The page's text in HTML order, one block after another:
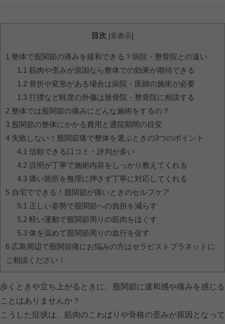
目次 [非表示]
1 整体で股関節の痛みを緩和できる？病院・整骨院との違い
1.1 筋肉や歪みが原因なら整体での効果が期待できる
1.2骨折や変形がある場合は病院・医師の施術が必要
1.3打撲など軽度の外傷は接骨院・整骨院に相談する
2 整体では股関節の痛みにどんな施術をするの？
3 股関節の整体にかかる費用と通院期間の目安
4 失敗しない！股関節痛で整体を選ぶときの3つのポイント
4.1 信頼できる口コミ・評判が多い
4.2説明が丁寧で施術内容をしっかり教えてくれる
4.3痛い箇所を無理に押さず丁寧に対応してくれる
5 自宅でできる！股関節が痛いときのセルフケア
5.1 正しい姿勢で股関節への負担を減らす
5.2軽い運動で股関節周りの筋肉をほぐす
5.3体を温めて股関節周りの血行を促す
6 広島周辺で股関節痛にお悩みの方はセラピストプラネットに
ご相談ください！
歩くときや立ち上がるときに、股関節に違和感や痛みを感じる
ことはありませんか？
こうした症状は、筋肉のこわばりや骨格の歪みが原因となって